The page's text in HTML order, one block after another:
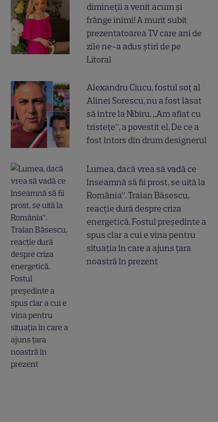
dimineții a venit acum și
frânge inimi! A murit subit
prezentatoarea TV care ani de
zile ne-a adus știri de pe
Litoral
Alexandru Ciucu, fostul soț al
Alinei Sorescu, nu a fost lăsat
să intre la Nibiru. „Am aflat cu
tristețe”, a povestit el. De ce a
fost întors din drum designerul
Lumea, dacă vrea să vadă ce
înseamnă să fii prost, se uită la
România”. Traian Băsescu,
reacție dură despre criza
energetică. Fostul președinte a
spus clar a cui e vina pentru
situația în care a ajuns țara
noastră în prezent